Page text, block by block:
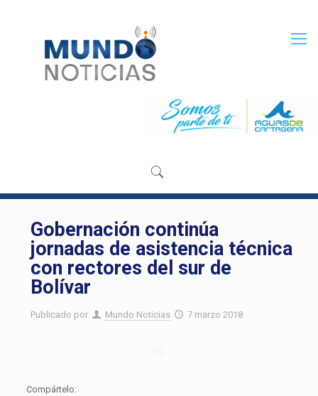
Gobernación continúa
jornadas de asistencia técnica
con rectores del sur de
Bolívar
Publicado por Mundo Noticias 7 marzo 2018
Compártelo: